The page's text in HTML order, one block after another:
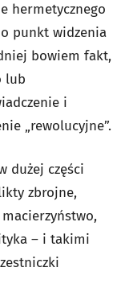
hermetycznego
punkt widzenia
bowiem fakt,
lub
i
„rewolucyjne”.
dużej części
zbrojne,
macierzyństwo,
– i takimi